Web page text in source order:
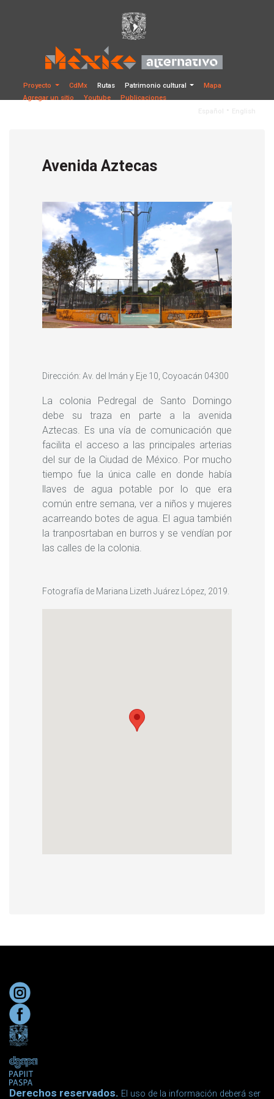
Proyecto CdMx Rutas Patrimonio cultural
Mapa
Agregar un sitio
Youtube
Publicaciones
Avenida Aztecas
Dirección: Av. del Imán y Eje 10, Coyoacán 04300
La colonia Pedregal de Santo Domingo
debe su traza en parte a la avenida
Aztecas. Es una vía de comunicación que
facilita el acceso a las principales arterias
del sur de la Ciudad de México. Por mucho
tiempo fue la única calle en donde había
llaves de agua potable por lo que era
común entre semana, ver a niños y mujeres
acarreando botes de agua. El agua también
la tranposrtaban en burros y se vendían por
las calles de la colonia.
Fotografía de Mariana Lizeth Juárez López, 2019.
Derechos reservados. El uso de la información deberá ser